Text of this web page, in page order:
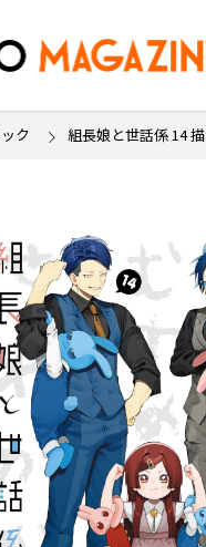
ク 組長娘と世話係 14